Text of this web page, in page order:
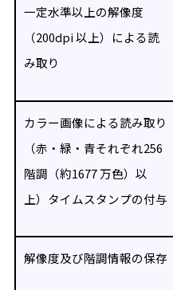
一定水準以上の解像度
（200dpi 以上）による読
み取り
カラー画像による読み取り
（赤・緑・青それぞれ256
階調（約1677 万色）以
上） タイムスタンプの付与
解像度及び階調情報の保存